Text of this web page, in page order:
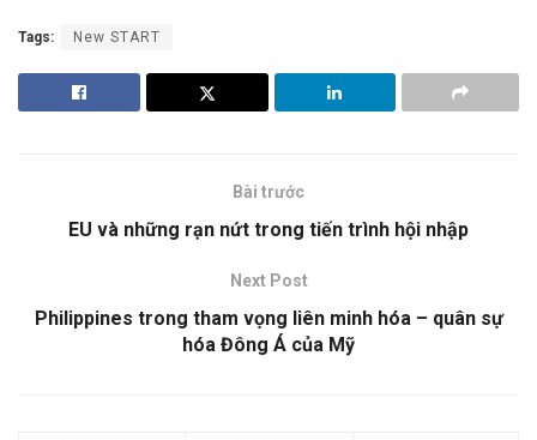
Tags: New START
Bài trước
EU và những rạn nứt trong tiến trình hội nhập
Next Post
Philippines trong tham vọng liên minh hóa – quân sự
hóa Đông Á của Mỹ